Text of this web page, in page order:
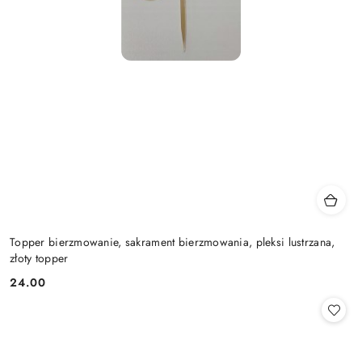
Topper bierzmowanie, sakrament bierzmowania, pleksi lustrzana,
złoty topper
Cena:
24.00